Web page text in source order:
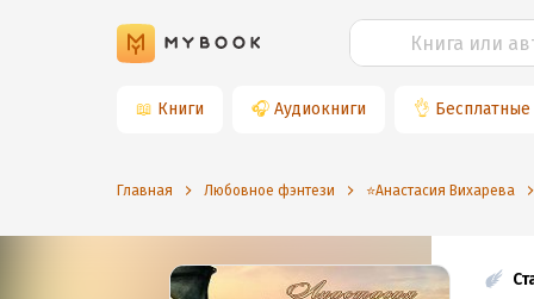
📖 Книги 🎧 Аудиокниги 👌 Бесплатные
Главная Любовное фэнтези ⭐️Анастасия Вихарева